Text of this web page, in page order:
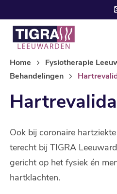
Home
Fysiotherapie
Behandelingen
Ook bij coronaire
terecht bij TIGRA
gericht op het fysiek én
hartklachten.